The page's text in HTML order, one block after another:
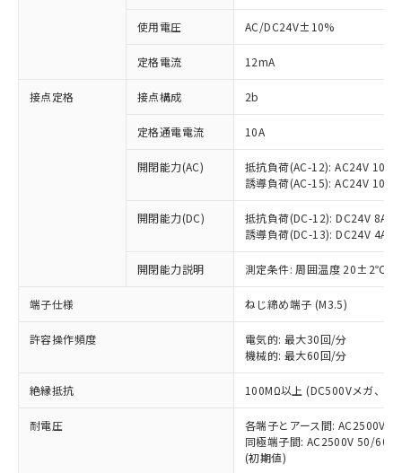
使用電圧 AC/DC24V±10%
定格電流 12mA
接点定格 接点構成 2b
定格通電電流 10A
開閉能力(AC)
抵抗負荷(AC-12): AC24V 10A/
誘導負荷(AC-15): AC24V
開閉能力(DC)
抵抗負荷(DC-12): DC24V 8A/
誘導負荷(DC-13): DC24V 4A/
開閉能力説明 測定条件: 周囲温度 20±2℃、
端子仕様 ねじ締め端子 (M3.5)
許容操作頻度
電気的: 最大30回/分
機械的: 最大60回/分
絶縁抵抗 100MΩ以上 (DC500Vメガ、点
耐電圧
各端子とアース間: AC2500V
同極端子間: AC2500V 50/
(初期値)
ご利用条件
以下の条件をお読みいただき、同意のうえ
ご利用ください。
本サービスは、当社制御機器事業取扱
商品の当社在庫状況および標準価格
(税抜)を提供させていただくもので
当社制御機器事業取扱商品の中には、
本サービスの対象外となる商品もある
ことをご了承ください。
在庫状況および標準価格照会結果は、
記載している更新日時点での社内デー
タに基づき作成されるものであり、閲
覧された時点での実際の在庫および標
準価格とは異なる場合があることをご
※1 対応状況
対応済み：EU RoHS指令（10物質）の
非含有に対応した製品が提供可能な商品で
す。
対応予定：EU RoHS指令（10物質）の非含
有に対応した製品に切り替える予定のある
対応予定なし：EU RoHS指令（10物質）の
非含有に非対応の商品で、対応品を出す予
定はありません。
調査・確認中：EU RoHS指令（10物質）の
非含有の対応状況を調査中または確認中の
非該当品：ライセンス料など無形物で、有
害物質有無と関係のない商品です。
仕入先様の事情により、非含有部品として
いたものが、含有品と判明した場合などや
むを得ず変更することがあります。
六価クロム(Cr(Ⅵ)) 1000ppm以下、ポリ臭化ビフェニル
類(PBB) 1000ppm以下、ポリ臭化ジフェニルエーテル類
「○」：最大均質材料含有率が中国RoHSの
基準値以下であることを示します。
「×」：最大均質材料含有率が中国RoHSの
基準値を超えていることを示します。
「－」：未確認です。当社販売部門へお問
*中国RoHS10物質の基準値 (GB/T26572)：
Pb(鉛) :1000ppm、 Hg(水銀) : 1000ppm、 Cd(カドミウ
Cr(Ⅵ)(六価クロム) : 1000ppm、 PBBs(ポリ臭化ビフェ
当社は、これら貴社製品のうち、外国
為替および外国貿易法に定める商品
（以下｢規制貨物等」という）を輸出
または国外への提供する場合は、日本
国政府の輸出許可(または役務取引許
可)を取得するなどの必要な手続きを